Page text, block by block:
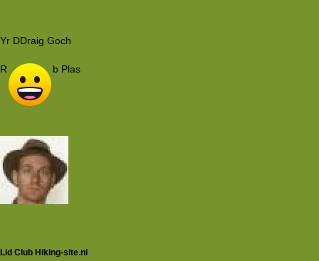
Yr DDraig Goch
R b Plas
Lid Club Hiking-site.nl